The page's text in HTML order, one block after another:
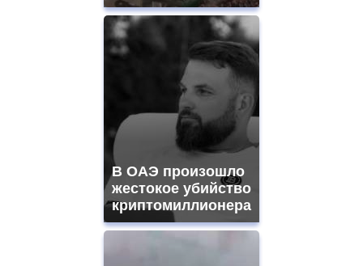
В ОАЭ произошло
жестокое убийство
криптомиллионера